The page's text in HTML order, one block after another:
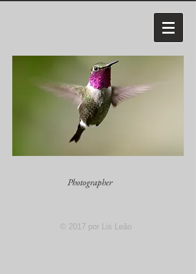
Lis Leão
Photographer
© 2017 por Lis Leão